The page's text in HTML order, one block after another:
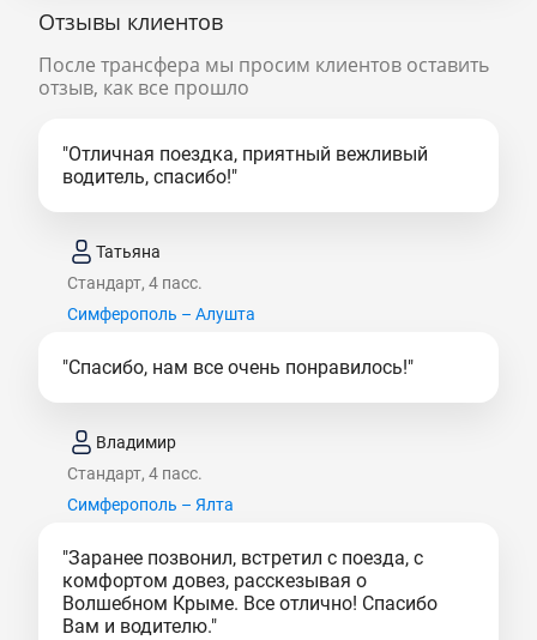
Отзывы клиентов
После трансфера мы просим клиентов оставить
отзыв, как все прошло
"Отличная поездка, приятный вежливый
водитель, спасибо!"
Татьяна
Стандарт, 4 пасс.
Симферополь – Алушта
"Спасибо, нам все очень понравилось!"
Владимир
Стандарт, 4 пасс.
Симферополь – Ялта
"Заранее позвонил, встретил с поезда, с
комфортом довез, расскезывая о
Волшебном Крыме. Все отлично! Спасибо
Вам и водителю."